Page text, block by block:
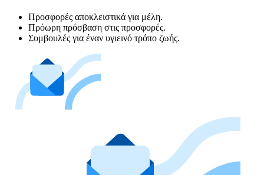
Προσφορές αποκλειστικά για μέλη.
Πρόωρη πρόσβαση στις προσφορές.
Συμβουλές για έναν υγιεινό τρόπο ζωής.